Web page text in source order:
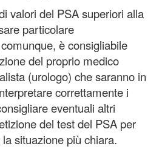
valori del PSA superiori alla
particolare
è consigliabile
del proprio medico
(urologo) che saranno in
correttamente i
eventuali altri
del test del PSA per
situazione più chiara.